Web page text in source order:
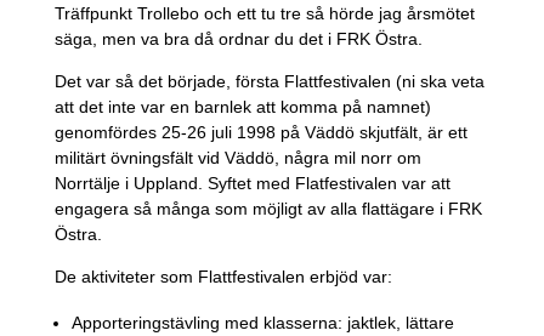
Träffpunkt Trollebo och ett tu tre så hörde jag årsmötet
säga, men va bra då ordnar du det i FRK Östra.
Det var så det började, första Flattfestivalen (ni ska veta
att det inte var en barnlek att komma på namnet)
genomfördes 25-26 juli 1998 på Väddö skjutfält, är ett
militärt övningsfält vid Väddö, några mil norr om
Norrtälje i Uppland. Syftet med Flatfestivalen var att
engagera så många som möjligt av alla flattägare i FRK
Östra.
De aktiviteter som Flattfestivalen erbjöd var:
Apporteringstävling med klasserna: jaktlek, lättare